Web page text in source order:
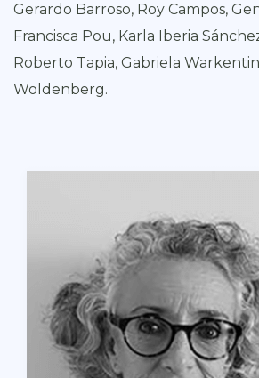
Gerardo Barroso, Roy Campos,
Francisca Pou, Karla Iberia
Roberto Tapia, Gabriela
Woldenberg.